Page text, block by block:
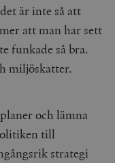
är inte så att
att man har sett
funkade så bra.
miljöskatter.
och lämna
till
strategi